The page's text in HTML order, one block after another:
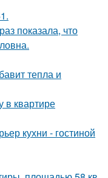
показала, что
тепла и
в квартире
кухни - гостиной